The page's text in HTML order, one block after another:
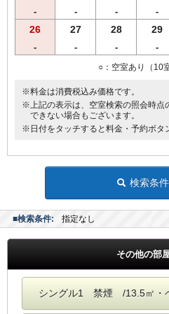
- - - -
26
-
27
-
28
-
29
-
○：空室あり（
※料金は消費税込み価格です。
※上記の表示は、空室検索の照会時点
できない場合もございます。
※日付をタッチすると料金・予約ボタ
検索条
■検索条件: 指定なし
その他の部
シングル1 禁煙 /13.5㎡・